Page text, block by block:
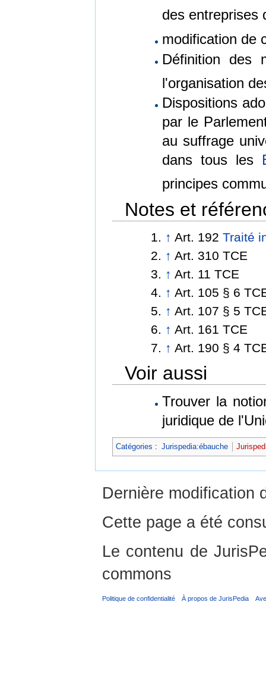
des entreprises
modification de
Définition des
l'organisation
Dispositions
par le
au suffrage
dans tous les
principes
Notes et
↑ Art. 192Traité
↑ Art. 310 TCE
↑ Art. 11 TCE
↑ Art. 105 § 6
↑ Art. 107 § 5
↑ Art. 161 TCE
↑ Art. 190 § 4
Voir aussi
Trouver la
juridique de
Catégories : Jurispedia:ébauche
Dernière modification
Cette page a été
Le contenu de
commons
Politique de confidentialité À propos de JurisPedia